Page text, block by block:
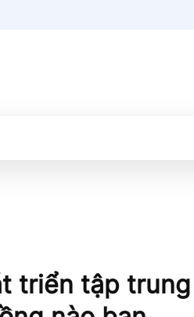
triển tập trung